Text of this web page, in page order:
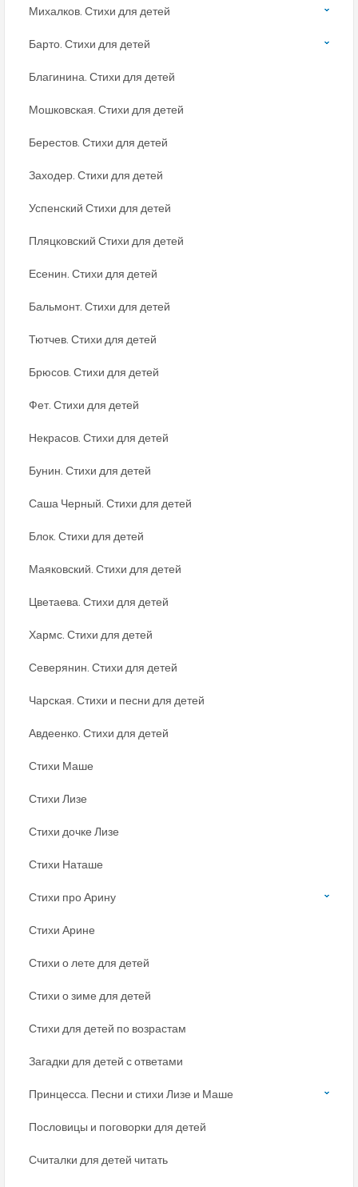
Михалков. Стихи для детей
Барто. Стихи для детей
Благинина. Стихи для детей
Мошковская. Стихи для детей
Берестов. Стихи для детей
Заходер. Стихи для детей
Успенский Стихи для детей
Пляцковский Стихи для детей
Есенин. Стихи для детей
Бальмонт. Стихи для детей
Тютчев. Стихи для детей
Брюсов. Стихи для детей
Фет. Стихи для детей
Некрасов. Стихи для детей
Бунин. Стихи для детей
Саша Черный. Стихи для детей
Блок. Стихи для детей
Маяковский. Стихи для детей
Цветаева. Стихи для детей
Хармс. Стихи для детей
Северянин. Стихи для детей
Чарская. Стихи и песни для детей
Авдеенко. Стихи для детей
Стихи Маше
Стихи Лизе
Стихи дочке Лизе
Стихи Наташе
Стихи про Арину
Стихи Арине
Стихи о лете для детей
Стихи о зиме для детей
Стихи для детей по возрастам
Загадки для детей с ответами
Принцесса. Песни и стихи Лизе и Маше
Пословицы и поговорки для детей
Считалки для детей читать